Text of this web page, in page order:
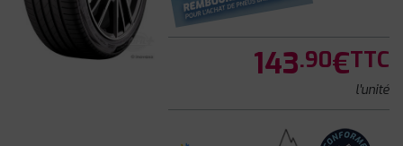
143.90€TTC
l'unité